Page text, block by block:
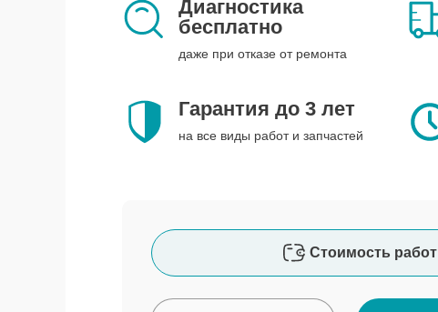
Диагностика
бесплатно
даже при отказе от ремонта
Гарантия до 3 лет
на все виды работ и запчастей
Стоимость работ